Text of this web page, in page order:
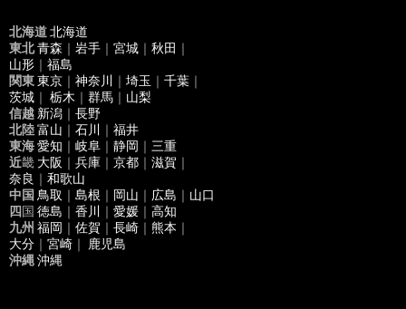
北海道北海道
東北青森 ｜ 岩手 ｜ 宮城 ｜ 秋田 ｜
山形 ｜ 福島
関東東京 ｜ 神奈川 ｜ 埼玉 ｜ 千葉 ｜
茨城 ｜ 栃木 ｜ 群馬 ｜ 山梨
信越 新潟 ｜ 長野
北陸富山 ｜ 石川 ｜ 福井
東海愛知 ｜ 岐阜 ｜ 静岡 ｜ 三重
近畿 大阪 ｜ 兵庫 ｜ 京都 ｜ 滋賀 ｜
奈良 ｜ 和歌山
中国 鳥取 ｜ 島根 ｜ 岡山 ｜ 広島 ｜ 山口
四国 徳島 ｜ 香川 ｜ 愛媛 ｜ 高知
九州 福岡 ｜ 佐賀 ｜ 長崎 ｜ 熊本 ｜
大分 ｜ 宮崎 ｜
鹿児島
沖縄沖縄